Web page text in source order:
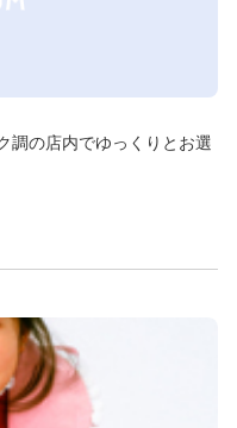
調の店内でゆっくりとお選